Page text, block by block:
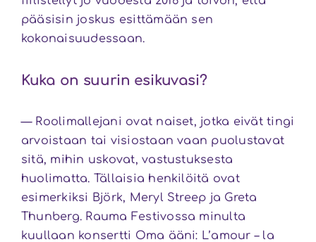
pääsisin joskus esittämään sen
kokonaisuudessaan.
Kuka on suurin esikuvasi?
— Roolimallejani ovat naiset, jotka eivät tingi
arvoistaan tai visiostaan vaan puolustavat
sitä, mihin uskovat, vastustuksesta
huolimatta. Tällaisia henkilöitä ovat
esimerkiksi Björk, Meryl Streep ja Greta
Thunberg. Rauma Festivossa minulta
kuullaan konsertti Oma ääni: L’amour – la